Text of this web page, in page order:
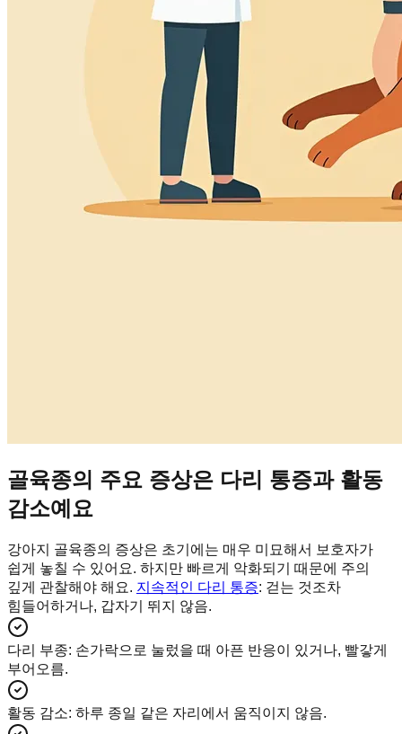
골육종의 주요 증상은 다리 통증과 활동
감소예요
강아지 골육종의 증상은 초기에는 매우 미묘해서 보호자가
쉽게 놓칠 수 있어요. 하지만 빠르게 악화되기 때문에 주의
깊게 관찰해야 해요. 지속적인 다리 통증: 걷는 것조차
힘들어하거나, 갑자기 뛰지 않음.
다리 부종: 손가락으로 눌렀을 때 아픈 반응이 있거나, 빨갛게
부어오름.
활동 감소: 하루 종일 같은 자리에서 움직이지 않음.